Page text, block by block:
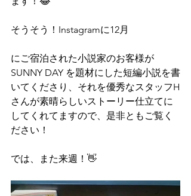
そうそう！Instagramに12月
にご宿泊された小説家のお客様が
SUNNY DAY を題材にした短編小説を書
いてくださり、それを優秀なスタッフH
さんが素晴らしいストーリー仕立てに
してくれてますので、是非ともご覧く
ださい！
では、また来週！👋